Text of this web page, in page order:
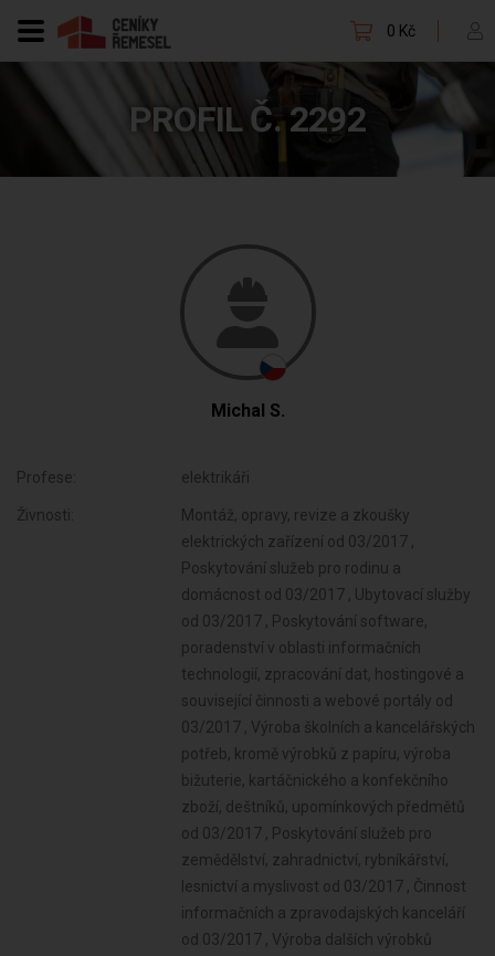
0 Kč
PROFIL Č. 2292
Michal S.
Profese: elektrikáři
Živnosti:
Montáž, opravy, revize a zkoušky
elektrických zařízení od 03/2017 ,
Poskytování služeb pro rodinu a
domácnost od 03/2017 , Ubytovací služby
od 03/2017 , Poskytování software,
poradenství v oblasti informačních
technologií, zpracování dat, hostingové a
související činnosti a webové portály od
03/2017 , Výroba školních a kancelářských
potřeb, kromě výrobků z papíru, výroba
bižuterie, kartáčnického a konfekčního
zboží, deštníků, upomínkových předmětů
od 03/2017 , Poskytování služeb pro
zemědělství, zahradnictví, rybníkářství,
lesnictví a myslivost od 03/2017 , Činnost
informačních a zpravodajských kanceláří
od 03/2017 , Výroba dalších výrobků